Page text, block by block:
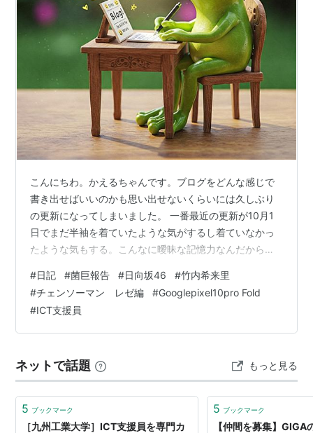
こんにちわ。かえるちゃんです。ブログをどんな感じで
書き出せばいいのかも思い出せないくらいには久しぶり
の更新になってしまいました。 一番最近の更新が10月1
日でまだ半袖を着ていたような気がするし着ていなかっ
たような気もする。こんなに曖昧な記憶力なんだからち
きたいことは結構たくさんあるんだけど、仕事を変えて
からというもの在宅勤務が(ほぼ)なくなったので必然的に
PCに向かう時間がなくなってしまった。 最近あった色々
を箇条書きで書いておいて順番に記事にしていこうか
ン」を聴きながらキーボードを叩いていま…
#日記 #菌巨報告 #日向坂46 #竹内希来里
#チェンソーマン レゼ編 #Googlepixel10pro Fold
#ICT支援員
ネットで話題 もっと見る
5 ブックマーク
［九州工業大学］ICT支援員を専門カ
5 ブックマーク
【仲間を募集】GIGA